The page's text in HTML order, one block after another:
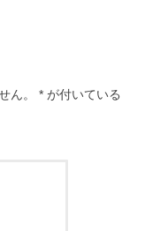
ん。 * が付いている